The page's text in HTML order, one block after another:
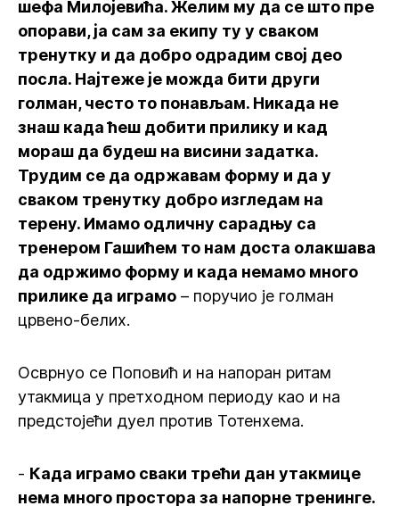
шефа Милојевића. Желим му да се што пре
опорави, ја сам за екипу ту у сваком
тренутку и да добро одрадим свој део
посла. Најтеже је можда бити други
голман, често то понављам. Никада не
знаш када ћеш добити прилику и кад
мораш да будеш на висини задатка.
Трудим се да одржавам форму и да у
сваком тренутку добро изгледам на
терену. Имамо одличну сарадњу са
тренером Гашићем то нам доста олакшава
да одржимо форму и када немамо много
прилике да играмо – поручио је голман
црвено-белих.
Осврнуо се Поповић и на напоран ритам
утакмица у претходном периоду као и на
предстојећи дуел против Тотенхема.
- Када играмо сваки трећи дан утакмице
нема много простора за напорне тренинге.